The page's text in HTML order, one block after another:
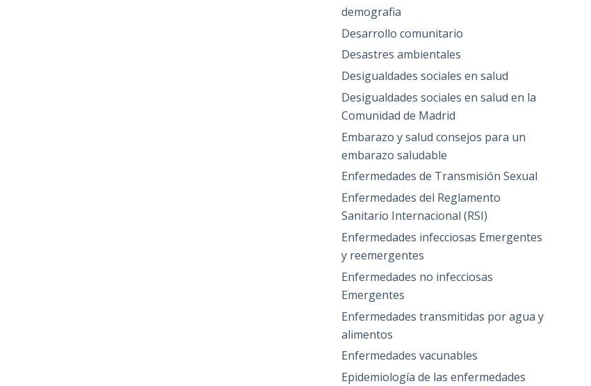
demografia
Desarrollo comunitario
Desastres ambientales
Desigualdades sociales en salud
Desigualdades sociales en salud en la
Comunidad de Madrid
Embarazo y salud consejos para un
embarazo saludable
Enfermedades de Transmisión Sexual
Enfermedades del Reglamento
Sanitario Internacional (RSI)
Enfermedades infecciosas Emergentes
y reemergentes
Enfermedades no infecciosas
Emergentes
Enfermedades transmitidas por agua y
alimentos
Enfermedades vacunables
Epidemiología de las enfermedades